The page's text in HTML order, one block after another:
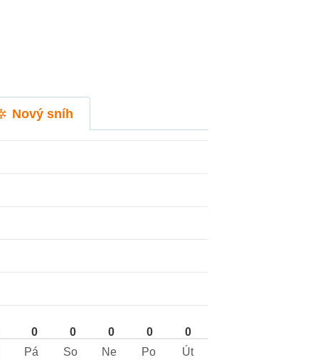
Nový sníh
0 0 0 0 0
Pá So Ne Po Út